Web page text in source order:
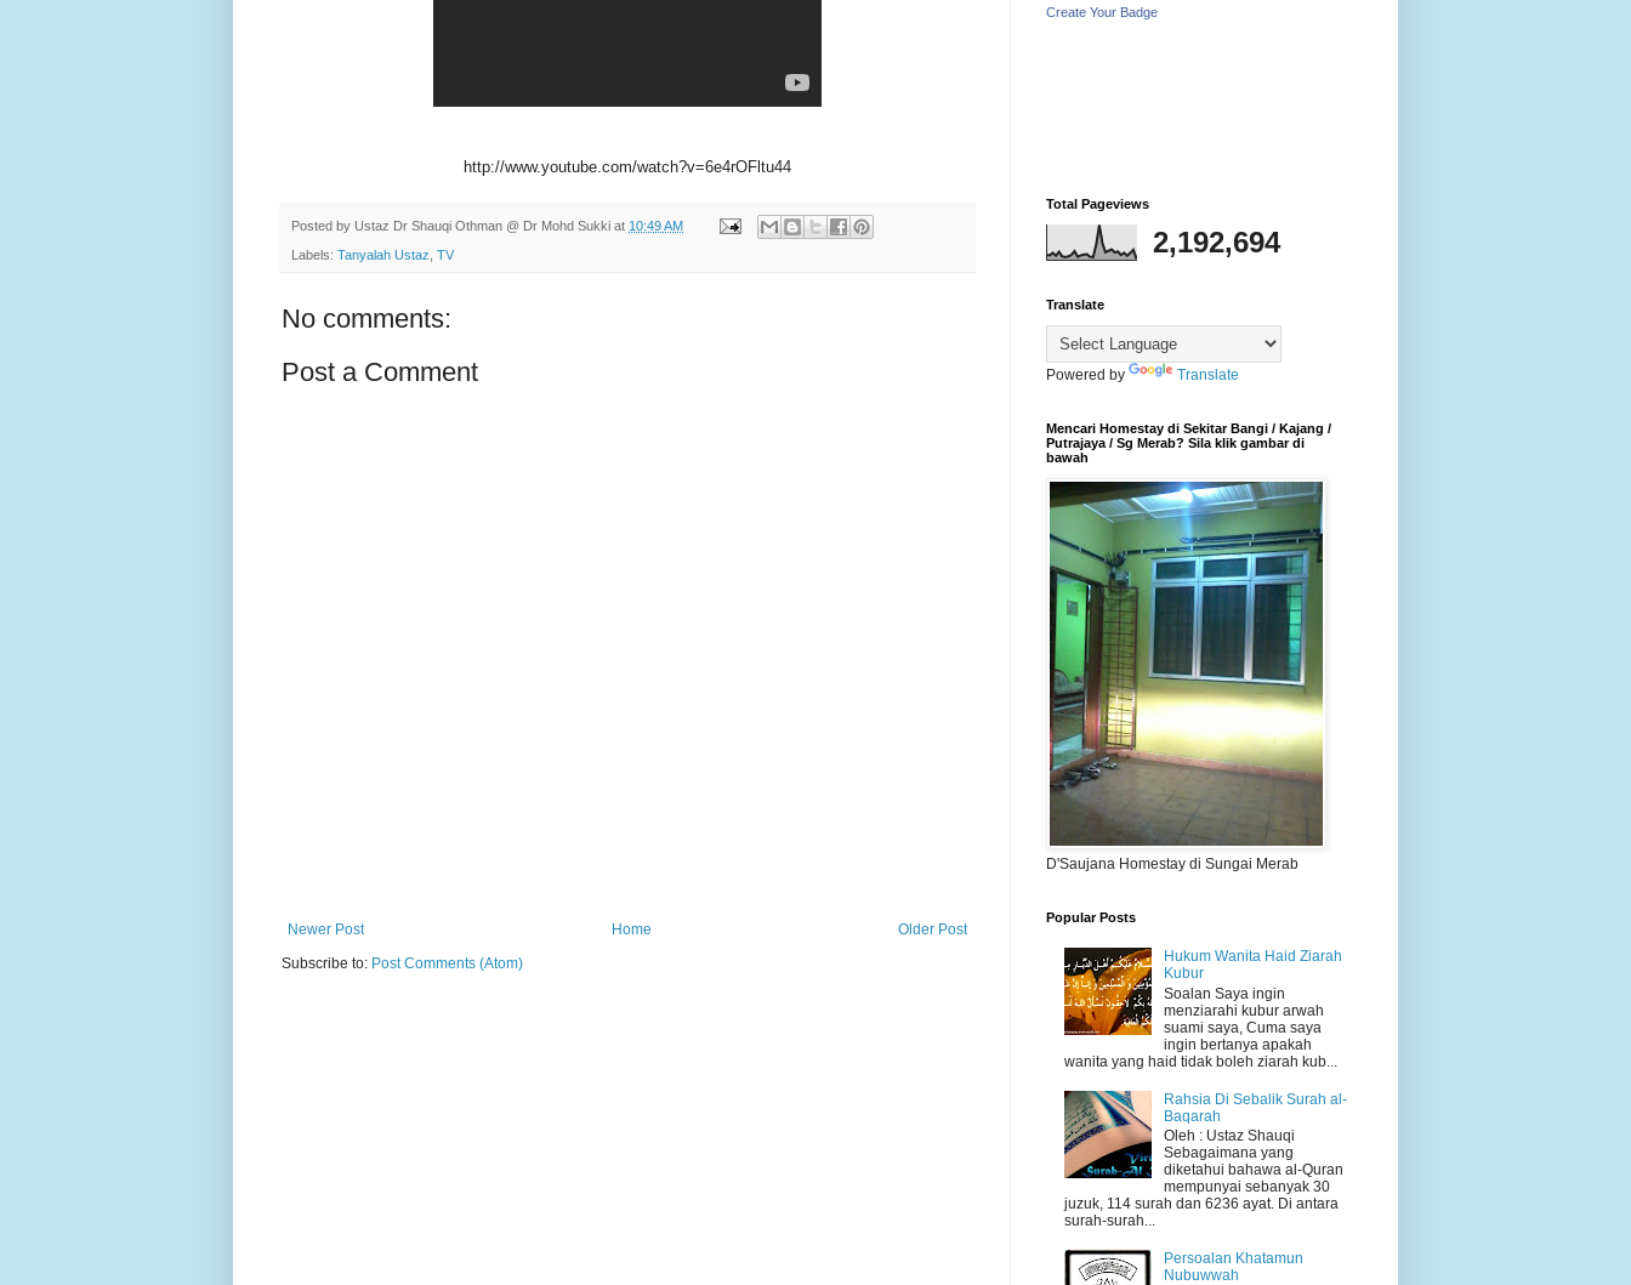
http://www.youtube.com/watch?v=6e4rOFltu44
Posted by Ustaz Dr Shauqi Othman @ Dr Mohd Sukki at 10:49 AM
Labels: Tanyalah Ustaz TV
No comments:
Post a Comment
Newer Post Older Post
Home
Subscribe to: Post Comments (Atom)
Create Your Badge
Total Pageviews
2,192,694
Translate
Powered by Translate
Mencari Homestay di Sekitar Bangi / Kajang /
Putrajaya / Sg Merab? Sila klik gambar di
bawah
D'Saujana Homestay di Sungai Merab
Popular Posts
Hukum Wanita Haid Ziarah
Kubur
Soalan Saya ingin
menziarahi kubur arwah
suami saya, Cuma saya
ingin bertanya apakah
wanita yang haid tidak boleh ziarah kub...
Rahsia Di Sebalik Surah al-
Baqarah
Oleh : Ustaz Shauqi
Sebagaimana yang
diketahui bahawa al-Quran
mempunyai sebanyak 30
juzuk, 114 surah dan 6236 ayat. Di antara
surah-surah...
Persoalan Khatamun
Nubuwwah